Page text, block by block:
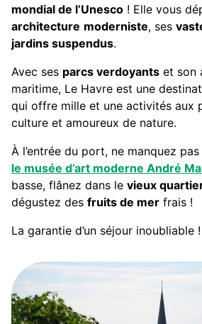
mondial de l’Unesco ! Elle vous
architecture moderniste, ses
jardins suspendus.
Avec ses parcs verdoyants et son
maritime, Le Havre est une
qui offre mille et une activités aux
culture et amoureux de nature.
À l’entrée du port, ne manquez
le musée d’art moderne André
basse, flânez dans le vieux
dégustez des fruits de mer frais !
La garantie d’un séjour inoubliable !